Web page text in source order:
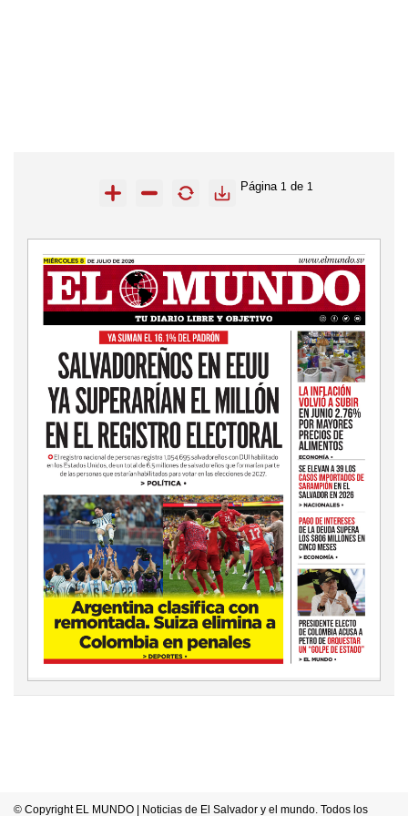
Página 1 de 1
© Copyright EL MUNDO | Noticias de El Salvador y el mundo. Todos los